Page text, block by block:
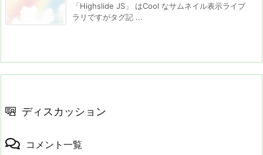
「Highslide JS」 はCool なサムネイル表示ライブ
ラリですがタグ記 ...
ディスカッション
コメント一覧